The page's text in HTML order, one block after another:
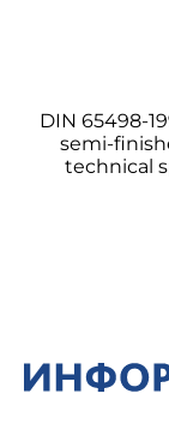
DIN 65498-
semi-
technical